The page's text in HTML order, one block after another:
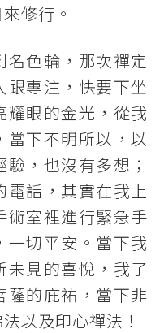
修行。
色輪，那次禪定
跟專注，快要下坐
耀眼的金光，從我
當下不明所以，以
，也沒有多想；
電話，其實在我上
術室裡進行緊急手
切平安。當下我
未見的喜悅，我了
薩的庇祐，當下非
以及印心禪法！